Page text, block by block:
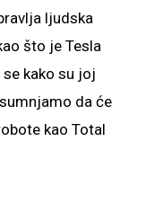
ljudska
što je Tesla
kako su joj
da će
kao Total